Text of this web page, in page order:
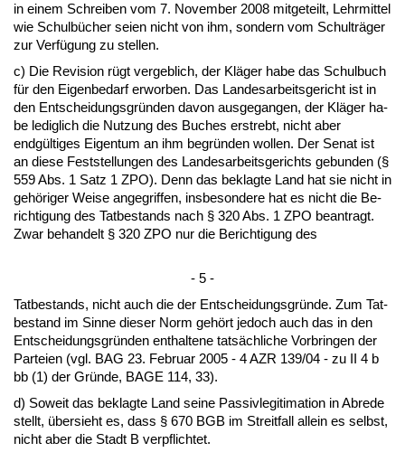
in ei­nem Schrei­ben vom 7. No­vem­ber 2008 mit­ge­teilt, Lehr­mit­tel
wie Schulbücher sei­en nicht von ihm, son­dern vom Schulträger
zur Verfügung zu stel­len.
c) Die Re­vi­si­on rügt ver­geb­lich, der Kläger ha­be das Schul­buch
für den Ei­gen­be­darf er­wor­ben. Das Lan­des­ar­beits­ge­richt ist in
den Ent­schei­dungs­gründen da­von aus­ge­gan­gen, der Kläger ha­
be le­dig­lich die Nut­zung des Bu­ches er­strebt, nicht aber
endgülti­ges Ei­gen­tum an ihm be­gründen wol­len. Der Se­nat ist
an die­se Fest­stel­lun­gen des Lan­des­ar­beits­ge­richts ge­bun­den (§
559 Abs. 1 Satz 1 ZPO). Denn das be­klag­te Land hat sie nicht in
gehöri­ger Wei­se an­ge­grif­fen, ins­be­son­de­re hat es nicht die Be­
rich­ti­gung des Tat­be­stands nach § 320 Abs. 1 ZPO be­an­tragt.
Zwar be­han­delt § 320 ZPO nur die Be­rich­ti­gung des
- 5 -
Tat­be­stands, nicht auch die der Ent­schei­dungs­gründe. Zum Tat­
be­stand im Sin­ne die­ser Norm gehört je­doch auch das in den
Ent­schei­dungs­gründen ent­hal­te­ne tatsächli­che Vor­brin­gen der
Par­tei­en (vgl. BAG 23. Fe­bru­ar 2005 - 4 AZR 139/04 - zu II 4 b
bb (1) der Gründe, BA­GE 114, 33).
d) So­weit das be­klag­te Land sei­ne Pas­siv­le­gi­ti­ma­ti­on in Ab­re­de
stellt, über­sieht es, dass § 670 BGB im Streit­fall al­lein es selbst,
nicht aber die Stadt B ver­pflich­tet.